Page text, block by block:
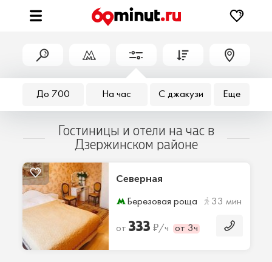
До 700 На час С джакузи Еще
Гостиницы и отели на час в
Дзержинском районе
Северная
Березовая роща 33 мин
от 333 ₽/ч от 3ч